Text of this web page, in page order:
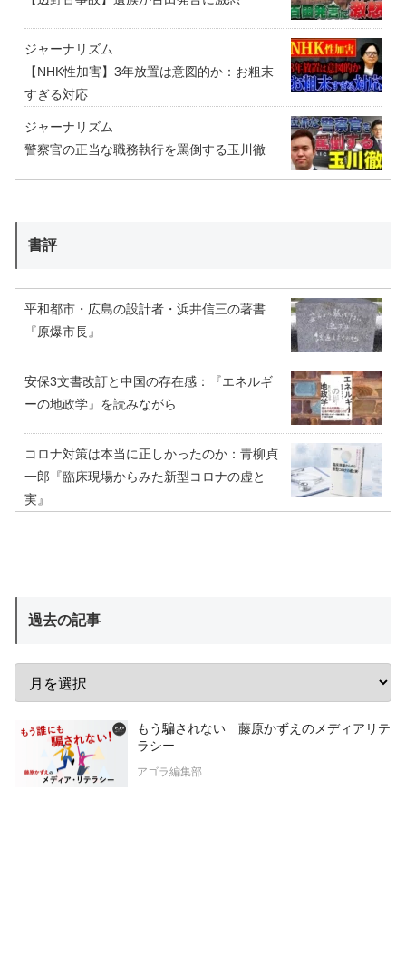
ジャーナリズム
【NHK性加害】3年放置は意図的か：お粗末
すぎる対応
ジャーナリズム
警察官の正当な職務執行を罵倒する玉川徹
書評
平和都市・広島の設計者・浜井信三の著書
『原爆市長』
安保3文書改訂と中国の存在感：『エネルギ
ーの地政学』を読みながら
コロナ対策は本当に正しかったのか：青柳貞
一郎『臨床現場からみた新型コロナの虚と
実』
過去の記事
もう騙されない 藤原かずえのメディアリテ
ラシー
アゴラ編集部